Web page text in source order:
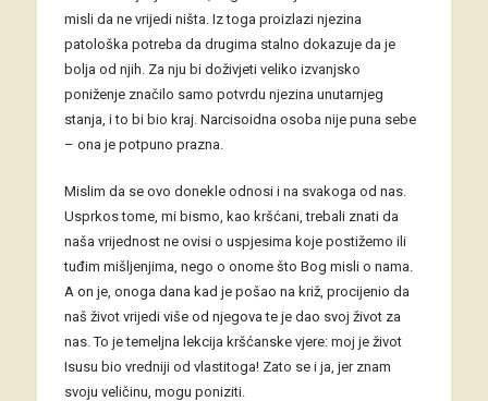
misli da ne vrijedi ništa. Iz toga proizlazi njezina
patološka potreba da drugima stalno dokazuje da je
bolja od njih. Za nju bi doživjeti veliko izvanjsko
poniženje značilo samo potvrdu njezina unutarnjeg
stanja, i to bi bio kraj. Narcisoidna osoba nije puna sebe
– ona je potpuno prazna.
Mislim da se ovo donekle odnosi i na svakoga od nas.
Usprkos tome, mi bismo, kao kršćani, trebali znati da
naša vrijednost ne ovisi o uspjesima koje postižemo ili
tuđim mišljenjima, nego o onome što Bog misli o nama.
A on je, onoga dana kad je pošao na križ, procijenio da
naš život vrijedi više od njegova te je dao svoj život za
nas. To je temeljna lekcija kršćanske vjere: moj je život
Isusu bio vredniji od vlastitoga! Zato se i ja, jer znam
svoju veličinu, mogu poniziti.